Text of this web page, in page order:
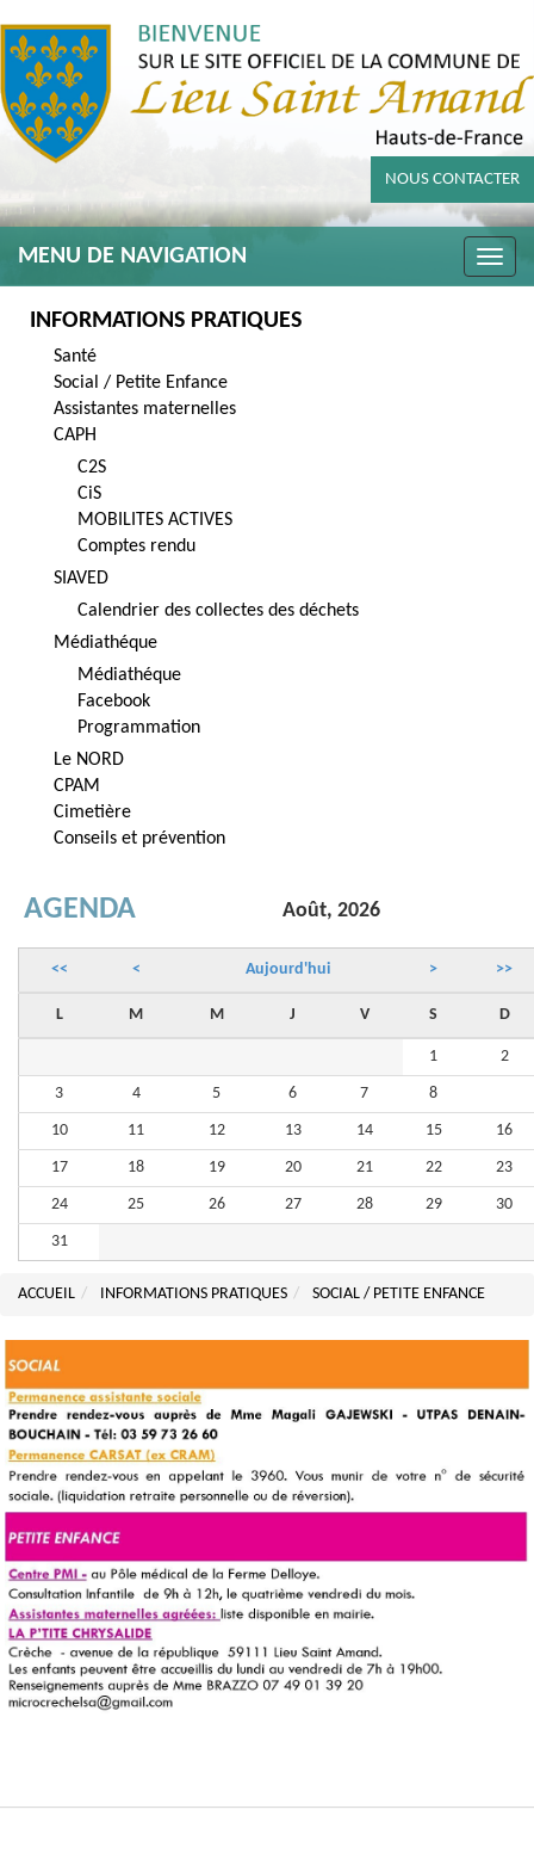
NOUS CONTACTER
Toggle
MENU DE NAVIGATION
INFORMATIONS PRATIQUES
Santé
Social / Petite Enfance
Assistantes maternelles
CAPH
C2S
CiS
MOBILITES ACTIVES
Comptes rendu
SIAVED
Calendrier des collectes des déchets
Médiathéque
Médiathéque
Facebook
Programmation
Le NORD
CPAM
Cimetière
Conseils et prévention
AGENDA Août, 2026
<< < Aujourd'hui > >>
L M M J V S D
1 2
3 4 5 6 7 8
10 11 12 13 14 15 16
17 18 19 20 21 22 23
24 25 26 27 28 29 30
31
ACCUEIL INFORMATIONS PRATIQUES SOCIAL / PETITE ENFANCE